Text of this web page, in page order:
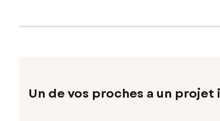
Un de vos proches a un